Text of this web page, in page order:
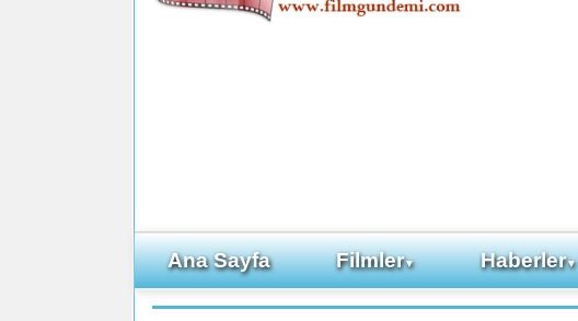
Ana Sayfa Filmler▼ Haberler▼